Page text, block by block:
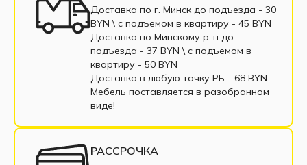
Двуспальные кровати-трансформеры
Мебель-трансформер в рассрочку
Шкафы-кровати с диваном
Кровати-трансформеры горизонтальные
Доставка по г. Минск до подъезда - 30
BYN \ c подъемом в квартиру - 45 BYN
Доставка по Минскому р-н до
подъезда - 37 BYN \ c подъемом в
квартиру - 50 BYN
Доставка в любую точку РБ - 68 BYN
Мебель поставляется в разобранном
виде!
РАССРОЧКА